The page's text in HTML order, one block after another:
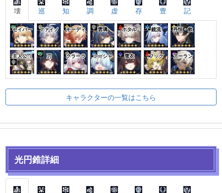
壊 巡 知 調 虚 存 豊 記
セイバー ファイノ モーディ 雲璃 ホタル 鏡流 丹恒・飲
主人公（ 刃 クラーラ ミーシャ 雪衣 フック アーラン
キャラクターの一覧はこちら
光円錐詳細